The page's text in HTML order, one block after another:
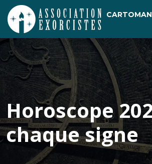
Horoscope
chaque signe